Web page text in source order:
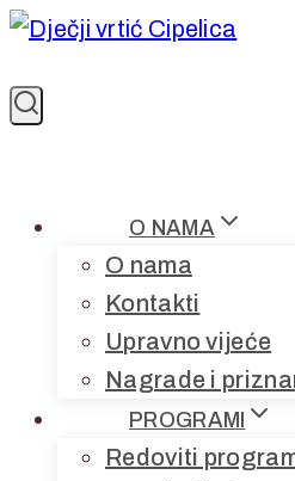
Skip
content
O NAMA
O nama
Kontakti
Upravno vijeće
Nagrade i
PROGRAMI
Redoviti